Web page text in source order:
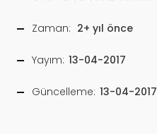
Zaman: 2+ yıl önce
Yayım: 13-04-2017
Güncelleme: 13-04-2017